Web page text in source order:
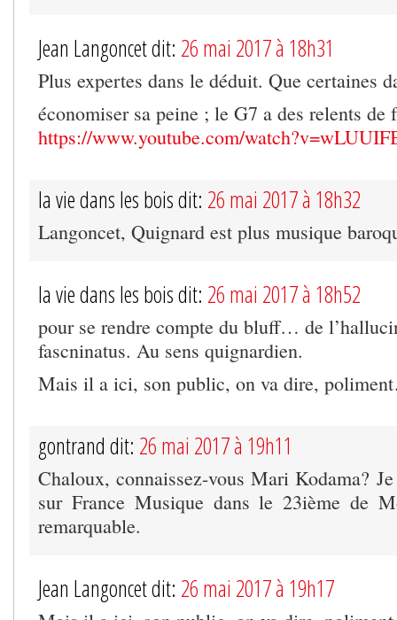
Jean Langoncet dit: 26 mai 2017 à 18h31
Plus expertes dans le déduit. Que certaines
économiser sa peine ; le G7 a des relents de
https://www.youtube.com/
la vie dans les bois dit: 26 mai 2017 à 18h32
Langoncet, Quignard est plus musique
la vie dans les bois dit: 26 mai 2017 à 18h52
pour se rendre compte du bluff… de
fascninatus. Au sens quignardien.
Mais il a ici, son public, on va dire,
gontrand dit: 26 mai 2017 à 19h11
Chaloux, connaissez-vous Mari Kodama?
sur France Musique dans le 23ième de
remarquable.
Jean Langoncet dit: 26 mai 2017 à 19h17